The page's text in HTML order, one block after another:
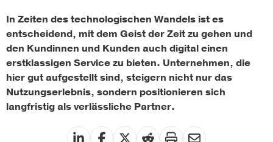
In Zeiten des technologischen Wandels ist es
entscheidend, mit dem Geist der Zeit zu gehen und
den Kundinnen und Kunden auch digital einen
erstklassigen Service zu bieten. Unternehmen, die
hier gut aufgestellt sind, steigern nicht nur das
Nutzungserlebnis, sondern positionieren sich
langfristig als verlässliche Partner.